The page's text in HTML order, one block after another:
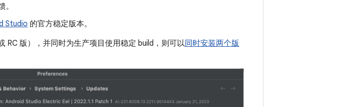
Studio 的官方稳定版本。
RC 版），并同时为生产项目使用稳定 build，则可以同时安装两个版